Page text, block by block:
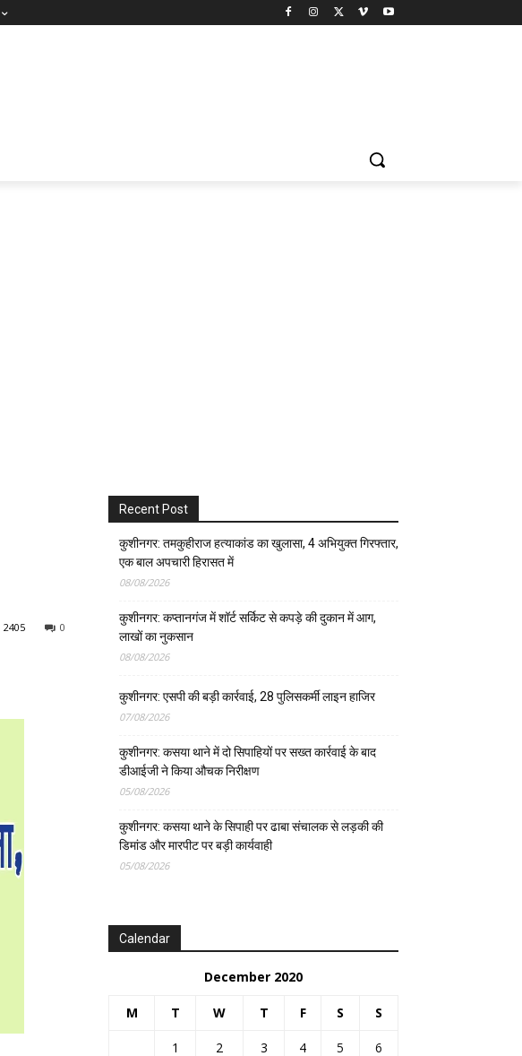
0
2405
Recent Post
कुशीनगर: तमकुहीराज हत्याकांड का खुलासा, 4 अभियुक्त गिरफ्तार,
एक बाल अपचारी हिरासत में
08/08/2026
कुशीनगर: कप्तानगंज में शॉर्ट सर्किट से कपड़े की दुकान में आग,
लाखों का नुकसान
08/08/2026
कुशीनगर: एसपी की बड़ी कार्रवाई, 28 पुलिसकर्मी लाइन हाजिर
07/08/2026
कुशीनगर: कसया थाने में दो सिपाहियों पर सख्त कार्रवाई के बाद
डीआईजी ने किया औचक निरीक्षण
05/08/2026
कुशीनगर: कसया थाने के सिपाही पर ढाबा संचालक से लड़की की
डिमांड और मारपीट पर बड़ी कार्यवाही
05/08/2026
Calendar
December 2020
M T W T F S S
1 2 3 4 5
6